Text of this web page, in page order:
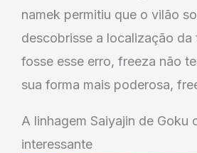
namek permitiu que o vilão
descobrisse a localização da
fosse esse erro, freeza não
sua forma mais poderosa,
A linhagem Saiyajin de Goku
interessante